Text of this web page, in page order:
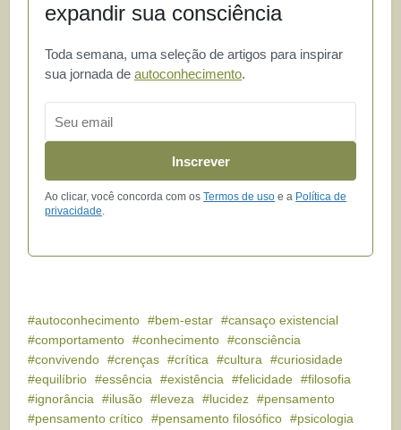
expandir sua consciência
Toda semana, uma seleção de artigos para inspirar
sua jornada deautoconhecimento.
Inscrever
Ao clicar, você concorda com osTermos de uso e a Política de
privacidade.
autoconhecimento bem-estar
cansaço existencial
comportamento
conhecimento
consciência
convivendo
crenças crítica cultura
curiosidade
equilíbrio
essência existência felicidade
filosofia
ignorância
ilusão leveza lucidez
pensamento
pensamento crítico
pensamento filosófico
psicologia